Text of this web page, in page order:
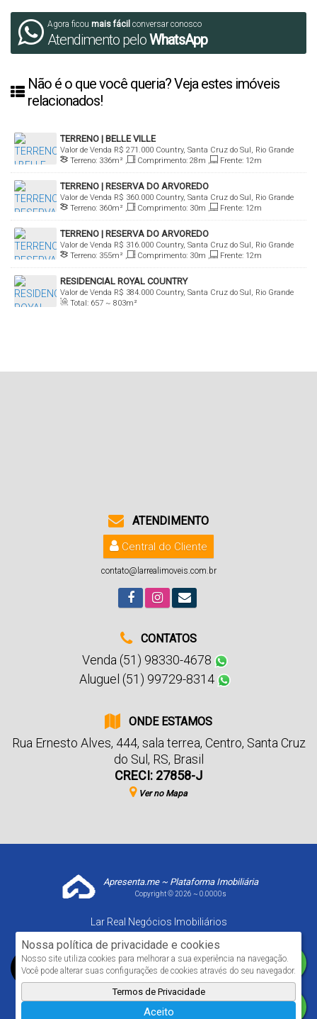
Nossa política de privacidade e cookies
Nosso site utiliza cookies para melhorar a sua experiência na navegação.
Você pode alterar suas configurações de cookies através do seu navegador.
Termos de Privacidade
Aceito
Agora ficou mais fácil conversar conosco
Atendimento peloWhatsApp
Não é o que você queria? Veja estes imóveis
relacionados!
TERRENO | BELLE VILLE
R$ 271.000
Valor de Venda
Country, Santa Cruz do Sul, Rio Grande
do Sul, Brasil
Terreno: 336m² , Comprimento: 28m , Frente: 12m
TERRENO | RESERVA DO ARVOREDO
R$ 360.000
Valor de Venda
Country, Santa Cruz do Sul, Rio Grande
do Sul, Brasil
Terreno: 360m² , Comprimento: 30m , Frente: 12m
TERRENO | RESERVA DO ARVOREDO
R$ 316.000
Valor de Venda
Country, Santa Cruz do Sul, Rio Grande
do Sul, Brasil
Terreno: 355m² , Comprimento: 30m , Frente: 12m
RESIDENCIAL ROYAL COUNTRY
R$ 384.000
Valor de Venda
Country, Santa Cruz do Sul, Rio Grande
do Sul, Brasil
Total: 657 ~ 803m²
ATENDIMENTO
Central do Cliente
contato@larrealimoveis.com.br
CONTATOS
Venda (51) 98330-4678
Aluguel (51) 99729-8314
ONDE ESTAMOS
Rua Ernesto Alves, 444, sala terrea, Centro, Santa Cruz
do Sul , RS, Brasil
CRECI: 27858-J
Ver no Mapa
Apresenta.me ~ Plataforma Imobiliária
Copyright © 2026 ~ 0.0000s
Lar Real Negócios Imobiliários